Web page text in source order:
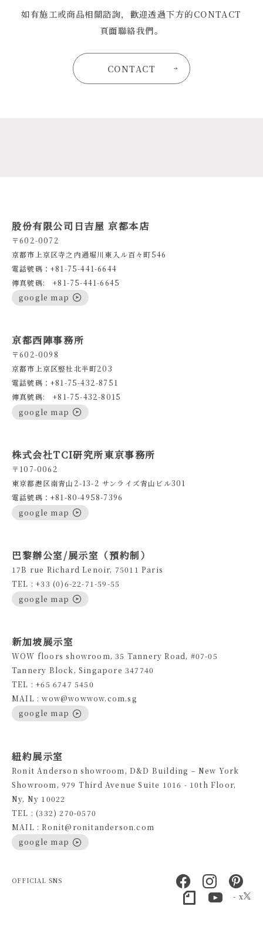
如有施工或商品相關諮詢，歡迎透過下方的CONTACT
頁面聯絡我們。
CONTACT
股份有限公司日吉屋 京都本店
〒602-0072
京都市上京区寺之内通堀川東入ル百々町546
電話號碼：+81-75-441-6644
傳真號碼: +81-75-441-6645
google map
京都西陣事務所
〒602-0098
京都市上京区竪社北半町203
電話號碼：+81-75-432-8751
傳真號碼: +81-75-432-8015
google map
株式会社TCI研究所東京事務所
〒107-0062
東京都港区南青山2-13-2 サンライズ青山ビル301
電話號碼：+81-80-4958-7396
google map
巴黎辦公室/展示室（預約制）
17B rue Richard Lenoir, 75011 Paris
TEL : +33 (0)6-22-71-59-55
google map
新加坡展示室
WOW floors showroom, 35 Tannery Road, #07-05
Tannery Block, Singapore 347740
TEL : +65 6747 5450
MAIL : wow@wowwow.com.sg
google map
紐約展示室
Ronit Anderson showroom, D&D Building – New York
Showroom, 979 Third Avenue Suite 1016 - 10th Floor,
Ny, Ny 10022
TEL : (332) 270-0570
MAIL : Ronit@ronitanderson.com
google map
OFFICIAL SNS
- x